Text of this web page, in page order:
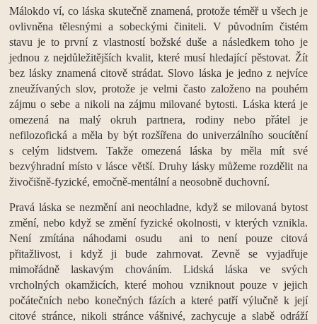
Málokdo ví, co láska skutečně znamená, protože téměř u všech je
ovlivněna tělesnými a sobeckými činiteli. V původním čistém
stavu je to první z vlastností božské duše a následkem toho je
jednou z nejdůležitějších kvalit, které musí hledající pěstovat. Žít
bez lásky znamená citově strádat. Slovo láska je jedno z nejvíce
zneužívaných slov, protože je velmi často založeno na pouhém
zájmu o sebe a nikoli na zájmu milované bytosti. Láska která je
omezená na malý okruh partnera, rodiny nebo přátel je
nefilozofická a měla by být rozšířena do univerzálního soucítění
s celým lidstvem. Takže omezená láska by měla mít své
bezvýhradní místo v lásce větší. Druhy lásky můžeme rozdělit na
živočišně-fyzické, emočně-mentální a neosobně duchovní.
Pravá láska se nezmění ani neochladne, když se milovaná bytost
změní, nebo když se změní fyzické okolnosti, v kterých vznikla.
Není zmítána náhodami osudu ani to není pouze citová
přitažlivost, i když ji bude zahrnovat. Zevně se vyjadřuje
mimořádně laskavým chováním. Lidská láska ve svých
vrcholných okamžicích, které mohou vzniknout pouze v jejich
počátečních nebo konečných fázích a které patří výlučně k její
citové stránce, nikoli stránce vášnivé, zachycuje a slabě odráží